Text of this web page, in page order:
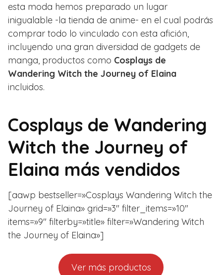
esta moda hemos preparado un lugar
inigualable -la tienda de anime- en el cual podrás
comprar todo lo vinculado con esta afición,
incluyendo una gran diversidad de gadgets de
manga, productos como Cosplays de
Wandering Witch the Journey of Elaina
incluidos.
Cosplays de Wandering
Witch the Journey of
Elaina más vendidos
[aawp bestseller=»Cosplays Wandering Witch the
Journey of Elaina» grid=»3″ filter_items=»10″
items=»9″ filterby=»title» filter=»Wandering Witch
the Journey of Elaina»]
Ver más productos